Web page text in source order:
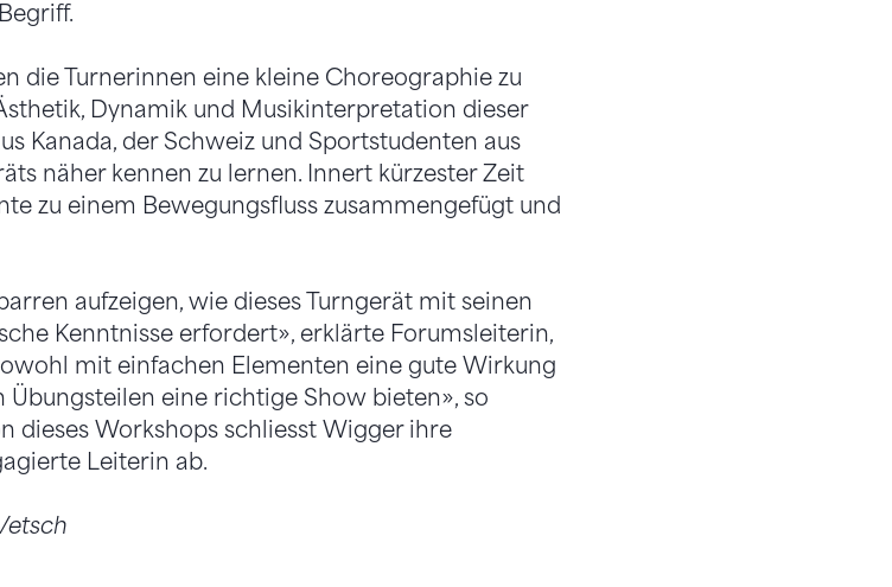
die Turnerinnen eine kleine Choreographie zu
Dynamik und Musikinterpretation dieser
Kanada, der Schweiz und Sportstudenten aus
näher kennen zu lernen. Innert kürzester Zeit
zu einem Bewegungsfluss zusammengefügt und
aufzeigen, wie dieses Turngerät mit seinen
Kenntnisse erfordert», erklärte Forumsleiterin,
mit einfachen Elementen eine gute Wirkung
eine richtige Show bieten», so
dieses Workshops schliesst Wigger ihre
Leiterin ab.